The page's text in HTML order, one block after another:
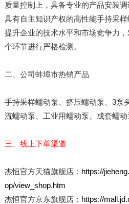
质量控制上，具备专业的产品安装
具有自主知识产权的高性能手持采样
提升企业的技术水平和市场竞争力
个环节进行严格检测。
二、公司蚌埠市热销产品
手持采样蠕动泵、挤压蠕动泵、3泵
流蠕动泵、工业用蠕动泵、成套蠕动
三、线上下单渠道
杰恒官方天猫旗舰店： https://
op/view_shop.htm
杰恒官方京东旗舰店： https://